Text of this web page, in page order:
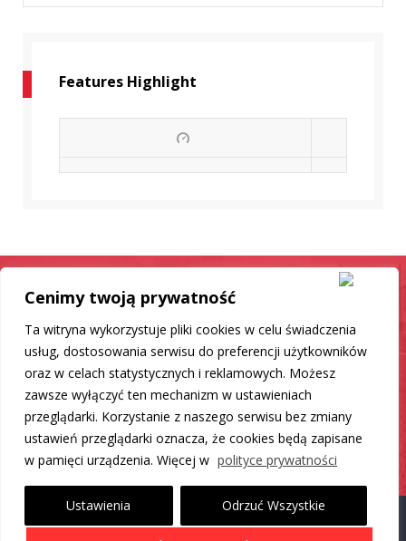
Cenimy twoją prywatność
Ta witryna wykorzystuje pliki cookies w celu świadczenia
usług, dostosowania serwisu do preferencji użytkowników
oraz w celach statystycznych i reklamowych. Możesz
zawsze wyłączyć ten mechanizm w ustawieniach
przeglądarki. Korzystanie z naszego serwisu bez zmiany
ustawień przeglądarki oznacza, że cookies będą zapisane
w pamięci urządzenia. Więcej w polityce prywatności
Ustawienia Odrzuć Wszystkie
Features Highlight
Samochód jak nowy
Mamy dla Ciebie rozwiązanie
DO LISTY PRODUKTÓW
Proudly powered by WordPress|Theme: Carlistings byWP